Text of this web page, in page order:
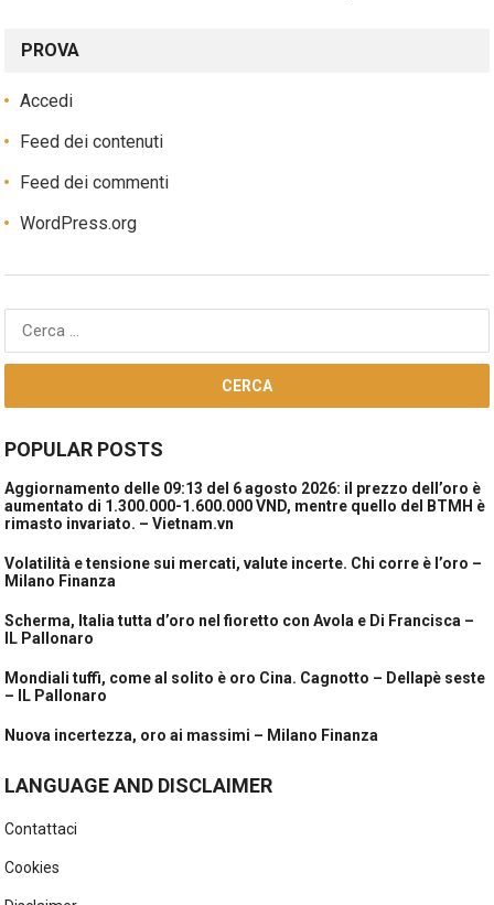
PROVA
Accedi
Feed dei contenuti
Feed dei commenti
WordPress.org
Ricerca
per:
POPULAR POSTS
Aggiornamento delle 09:13 del 6 agosto 2026: il prezzo dell’oro è
aumentato di 1.300.000-1.600.000 VND, mentre quello del BTMH è
rimasto invariato. – Vietnam.vn
Volatilità e tensione sui mercati, valute incerte. Chi corre è l’oro –
Milano Finanza
Scherma, Italia tutta d’oro nel fioretto con Avola e Di Francisca –
IL Pallonaro
Mondiali tuffi, come al solito è oro Cina. Cagnotto – Dellapè seste
– IL Pallonaro
Nuova incertezza, oro ai massimi – Milano Finanza
LANGUAGE AND DISCLAIMER
Contattaci
Cookies